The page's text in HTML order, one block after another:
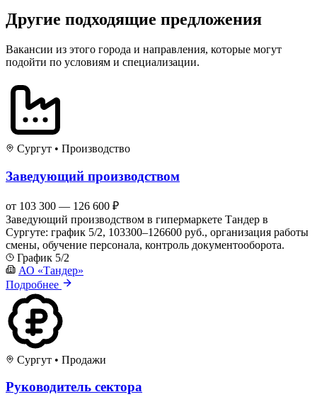
Другие подходящие предложения
Вакансии из этого города и направления, которые могут
подойти по условиям и специализации.
Сургут • Производство
Заведующий производством
от 103 300 — 126 600 ₽
Заведующий производством в гипермаркете Тандер в
Сургуте: график 5/2, 103300–126600 руб., организация работы
смены, обучение персонала, контроль документооборота.
График 5/2
АО «Тандер»
Подробнее
Сургут • Продажи
Руководитель сектора